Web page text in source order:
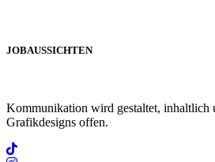
JOBAUSSICHTEN
Kommunikation wird gestaltet, inhaltlich
Grafikdesigns offen.